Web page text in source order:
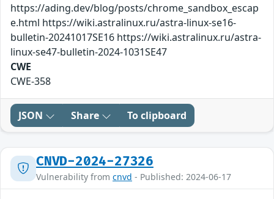
https://ading.dev/blog/posts/chrome_sandbox_escap
e.html https://wiki.astralinux.ru/astra-linux-se16-
bulletin-20241017SE16 https://wiki.astralinux.ru/astra-
linux-se47-bulletin-2024-1031SE47
CWE
CWE-358
JSON Share To clipboard
CNVD-2024-27326
Vulnerability from cnvd - Published: 2024-06-17